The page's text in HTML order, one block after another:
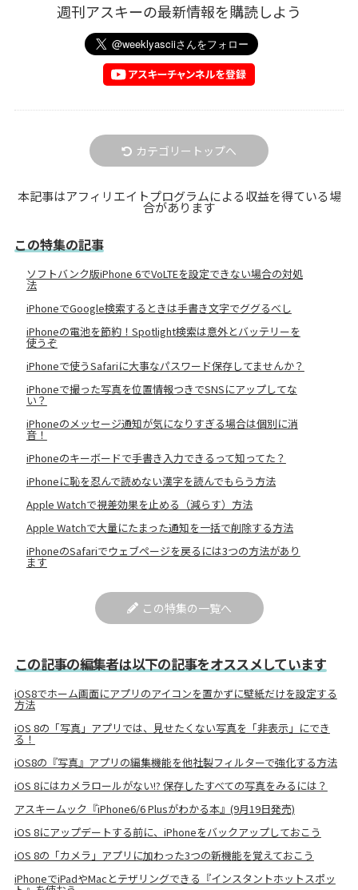
週刊アスキーの最新情報を購読しよう
カテゴリートップへ
本記事はアフィリエイトプログラムによる収益を得ている場
合があります
この特集の記事
ソフトバンク版iPhone 6でVoLTEを設定できない場合の対処
法
iPhoneでGoogle検索するときは手書き文字でググるべし
iPhoneの電池を節約！Spotlight検索は意外とバッテリーを
使うぞ
iPhoneで使うSafariに大事なパスワード保存してませんか？
iPhoneで撮った写真を位置情報つきでSNSにアップしてな
い？
iPhoneのメッセージ通知が気になりすぎる場合は個別に消
音！
iPhoneのキーボードで手書き入力できるって知ってた？
iPhoneに恥を忍んで読めない漢字を読んでもらう方法
Apple Watchで視差効果を止める（減らす）方法
Apple Watchで大量にたまった通知を一括で削除する方法
iPhoneのSafariでウェブページを戻るには3つの方法があり
ます
この特集の一覧へ
この記事の編集者は以下の記事をオススメしています
iOS8でホーム画面にアプリのアイコンを置かずに壁紙だけを設定する
方法
iOS 8の「写真」アプリでは、見せたくない写真を「非表示」にでき
る！
iOS8の『写真』アプリの編集機能を他社製フィルターで強化する方法
iOS 8にはカメラロールがない!? 保存したすべての写真をみるには？
アスキームック『iPhone6/6 Plusがわかる本』(9月19日発売)
iOS 8にアップデートする前に、iPhoneをバックアップしておこう
iOS 8の「カメラ」アプリに加わった3つの新機能を覚えておこう
iPhoneでiPadやMacとテザリングできる『インスタントホットスポッ